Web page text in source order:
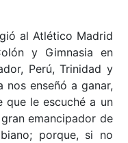
al Atlético Madrid
y Gimnasia en
Perú, Trinidad y
nos enseñó a ganar,
le escuché a un
emancipador de
porque, si no